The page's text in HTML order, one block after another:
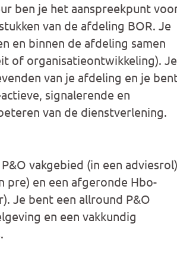
ben je het aanspreekpunt
van de afdeling BOR. Je
en binnen de afdeling samen
of organisatieontwikkeling). Je
van je afdeling en je
signalerende en
van de dienstverlening.
vakgebied (in een adviesrol)
pre) en een afgeronde Hbo-
Je bent een allround P&O
en een vakkundig